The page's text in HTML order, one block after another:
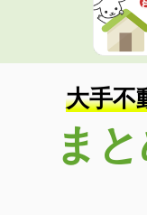
大手不
ま